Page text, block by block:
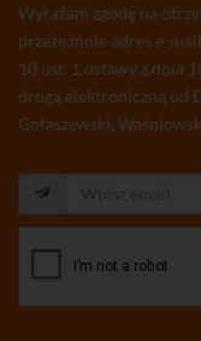
Wyrażam zgodę na
przeze mnie adres e-
10 ust. 1 ustawy z dnia
drogą elektroniczną od
Gołaszewski,